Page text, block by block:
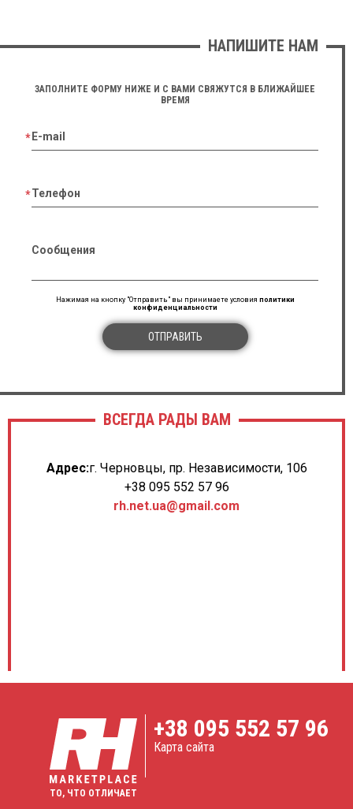
НАПИШИТЕ НАМ
ЗАПОЛНИТЕ ФОРМУ НИЖЕ И С ВАМИ СВЯЖУТСЯ В БЛИЖАЙШЕЕ
ВРЕМЯ
E-mail
Телефон
Сообщения
Нажимая на кнопку "Отправить" вы принимаете условия политики
конфиденциальности
ОТПРАВИТЬ
ВСЕГДА РАДЫ ВАМ
Адрес:г. Черновцы, пр. Независимости, 106
+38 095 552 57 96
rh.net.ua@gmail.com
ТО, ЧТО ОТЛИЧАЕТ
+38 095 552 57 96
Карта сайта